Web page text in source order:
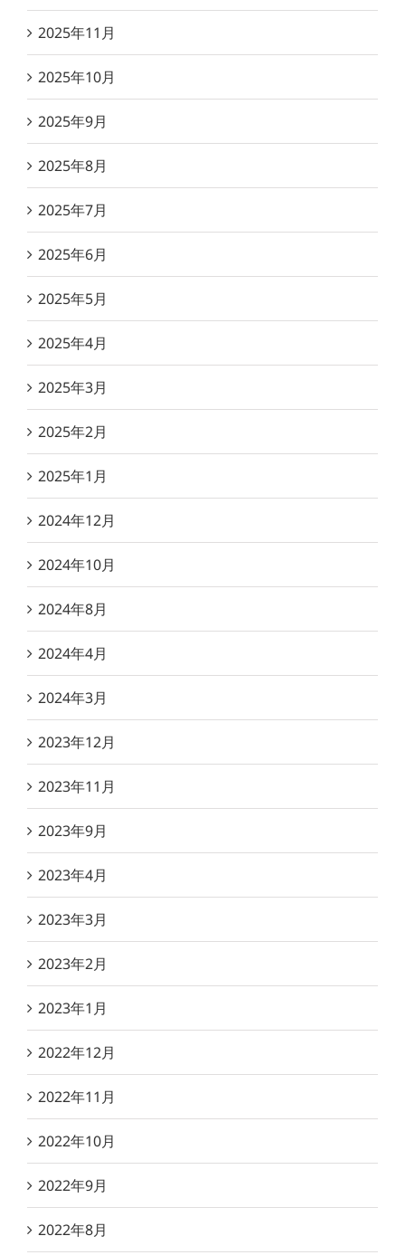
2025年11月
2025年10月
2025年9月
2025年8月
2025年7月
2025年6月
2025年5月
2025年4月
2025年3月
2025年2月
2025年1月
2024年12月
2024年10月
2024年8月
2024年4月
2024年3月
2023年12月
2023年11月
2023年9月
2023年4月
2023年3月
2023年2月
2023年1月
2022年12月
2022年11月
2022年10月
2022年9月
2022年8月